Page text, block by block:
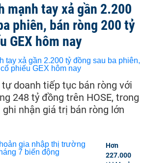
mạnh tay xả gần 2.200
phiên, bán ròng 200 tỷ
GEX hôm nay
doanh tiếp tục bán ròng với
248 tỷ đồng trên HOSE, trong
ghi nhận giá trị bán ròng lớn
Hơn
227.000